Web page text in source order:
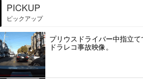
PICKUP
ピックアップ
プリウスドライバー中指立
ドラレコ事故映像。